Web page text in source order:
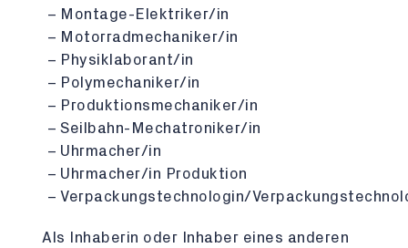
Montage-Elektriker/in
Motorradmechaniker/in
Physiklaborant/in
Polymechaniker/in
Produktionsmechaniker/in
Seilbahn-Mechatroniker/in
Uhrmacher/in
Uhrmacher/in Produktion
Verpackungstechnologin/
Als Inhaberin oder Inhaber eines anderen